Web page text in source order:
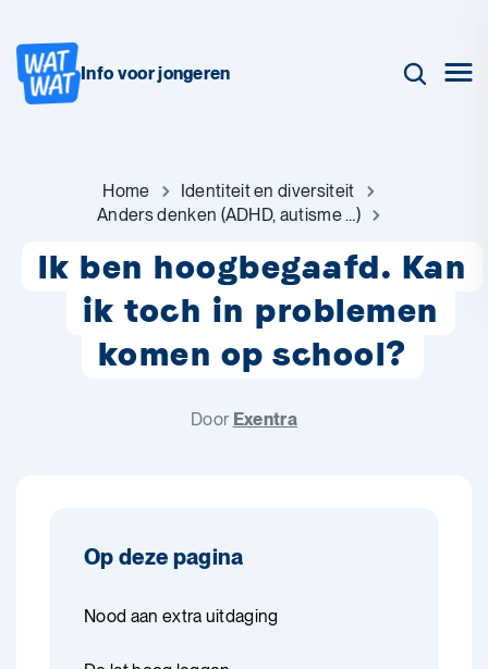
Info voor jongeren
Home
Identiteit en diversiteit
Anders denken (ADHD, autisme …)
Ik ben hoogbegaafd. Kan
ik toch in problemen
komen op school?
Door Exentra
Op deze pagina
Nood aan extra uitdaging